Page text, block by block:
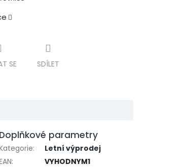
SE SDÍLET
Doplňkové parametry
:
Letní výprodej
: VYHODNYM1